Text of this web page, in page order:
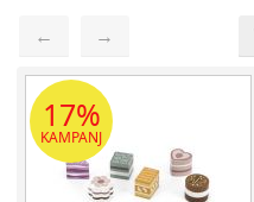
← →
Sida 1 / 1
Totalt 6
17%
KAMPANJ